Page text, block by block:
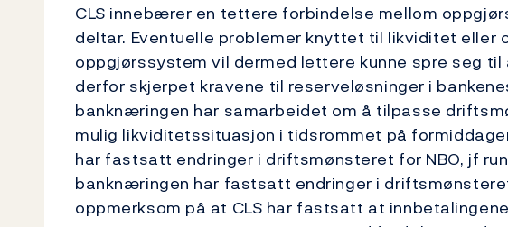
CLS innebærer en tettere forbindelse mellom
deltar. Eventuelle problemer knyttet til likviditet
oppgjørssystem vil dermed lettere kunne spre seg til
derfor skjerpet kravene til reserveløsninger i
banknæringen har samarbeidet om å tilpasse
mulig likviditetssituasjon i tidsrommet på
har fastsatt endringer i driftsmønsteret for NBO, jf
banknæringen har fastsatt endringer i
oppmerksom på at CLS har fastsatt at